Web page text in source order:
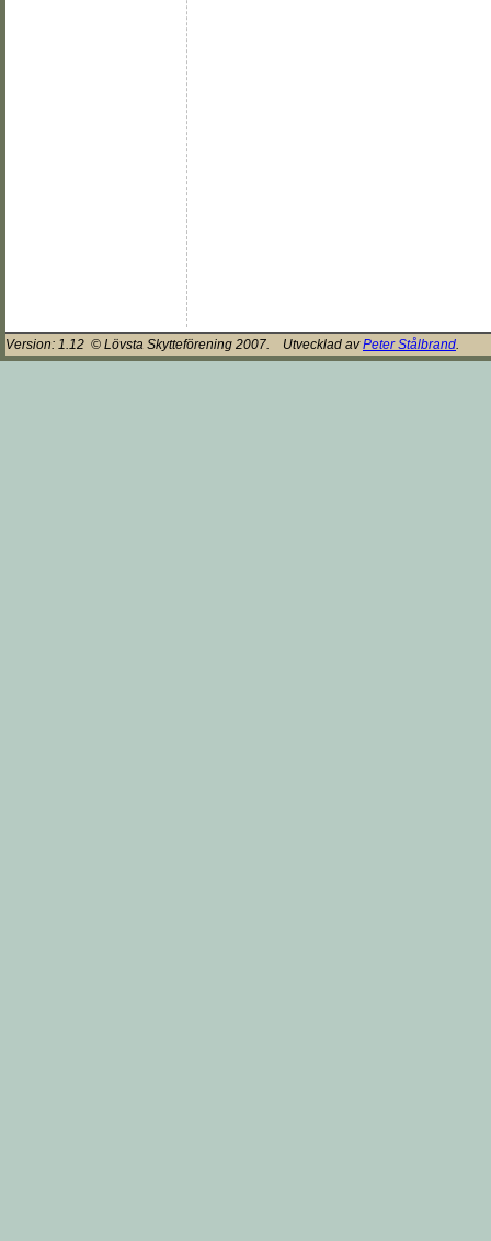
Version: 1.12 © Lövsta Skytteförening 2007. Utvecklad avPeter Stålbrand.